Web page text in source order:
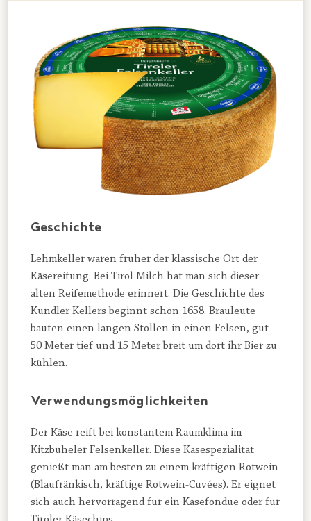
Geschichte
Lehmkeller waren früher der klassische Ort der
Käsereifung. Bei Tirol Milch hat man sich dieser
alten Reifemethode erinnert. Die Geschichte des
Kundler Kellers beginnt schon 1658. Brauleute
bauten einen langen Stollen in einen Felsen, gut
50 Meter tief und 15 Meter breit um dort ihr Bier zu
kühlen.
Verwendungsmöglichkeiten
Der Käse reift bei konstantem Raumklima im
Kitzbüheler Felsenkeller. Diese Käsespezialität
genießt man am besten zu einem kräftigen Rotwein
(Blaufränkisch, kräftige Rotwein-Cuvées). Er eignet
sich auch hervorragend für ein Käsefondue oder für